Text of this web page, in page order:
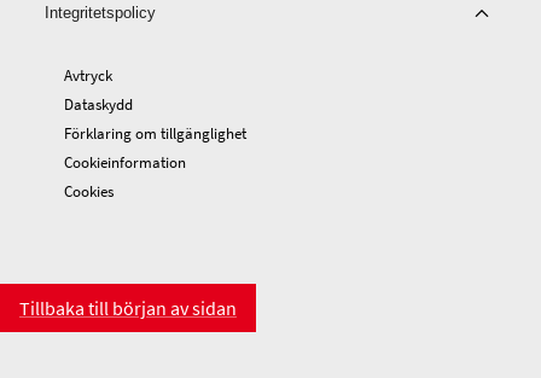
Integritetspolicy
Avtryck
Dataskydd
Förklaring om tillgänglighet
Cookieinformation
Cookies
Tillbaka till början av sidan